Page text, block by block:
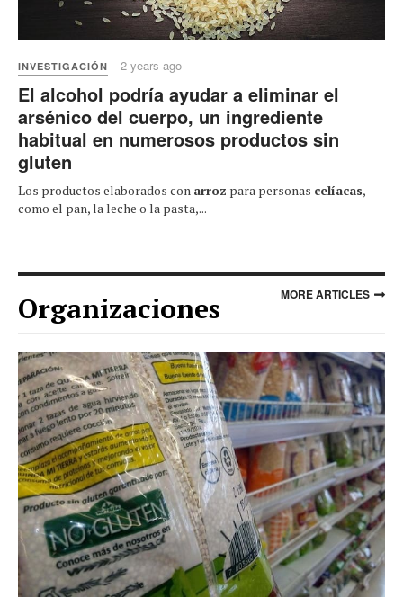
INVESTIGACIÓN 2 years ago
El alcohol podría ayudar a eliminar el
arsénico del cuerpo, un ingrediente
habitual en numerosos productos sin
gluten
Los productos elaborados con arroz para personas celíacas,
como el pan, la leche o la pasta,...
Organizaciones MORE ARTICLES